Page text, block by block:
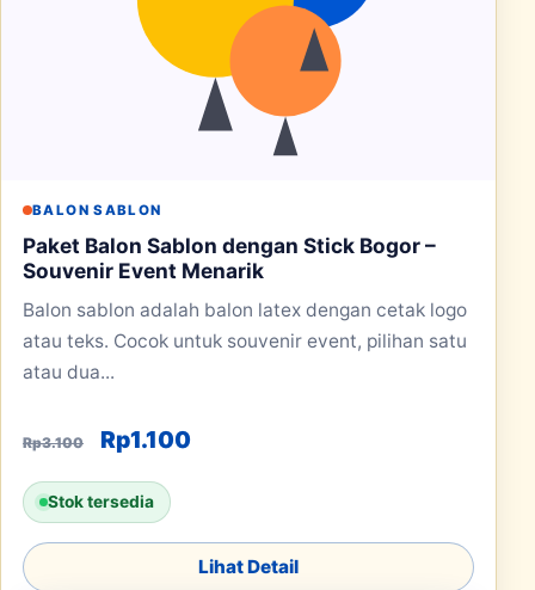
BALON SABLON
Paket Balon Sablon dengan Stick Bogor –
Souvenir Event Menarik
Balon sablon adalah balon latex dengan cetak logo
atau teks. Cocok untuk souvenir event, pilihan satu
atau dua...
Rp3.100 Harga aslinya adalah: Rp3.100.
Rp1.100Harga saat ini adalah: Rp1.100.
Stok tersedia
Lihat Detail